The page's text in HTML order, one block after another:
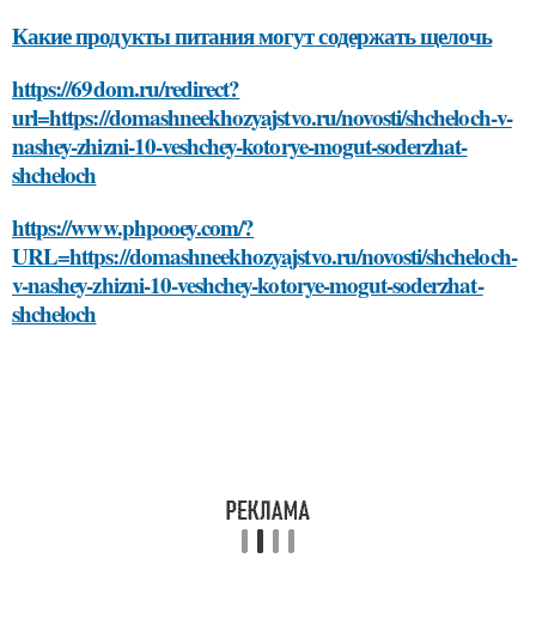
Какие продукты питания могут содержать щелочь
https://69dom.ru/redirect?
url=https://domashneekhozyajstvo.ru/novosti/shcheloch-v-
nashey-zhizni-10-veshchey-kotorye-mogut-soderzhat-
shcheloch
https://www.phpooey.com/?
URL=https://domashneekhozyajstvo.ru/novosti/shcheloch-
v-nashey-zhizni-10-veshchey-kotorye-mogut-soderzhat-
shcheloch